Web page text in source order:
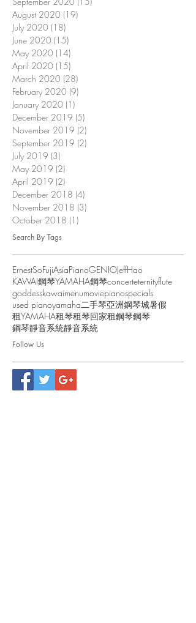
August 2020 (19)
July 2020 (18)
June 2020 (15)
May 2020 (14)
April 2020 (15)
March 2020 (28)
February 2020 (9)
January 2020 (1)
December 2019 (5)
November 2019 (2)
September 2019 (2)
July 2019 (3)
May 2019 (2)
April 2019 (2)
December 2018 (4)
November 2018 (3)
October 2018 (1)
Search By Tags
ErnestSoFujiAsiaPianoGENIOJeffHao
KAWAI鋼琴YAMAHA鋼琴concerteternityflute
goddesskawaimenumoviepianospecials
used pianoyamaha二手琴亞洲鋼琴城暑假
租YAMAHA租琴租琴回家租鋼琴鋼琴
鋼琴靜音系統靜音系統
Follow Us